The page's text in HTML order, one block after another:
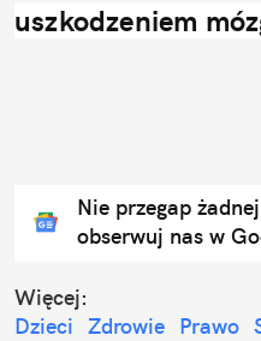
uszkodzeniem
Nie przegap
obserwuj nas w
Więcej:
Dzieci Zdrowie Prawo